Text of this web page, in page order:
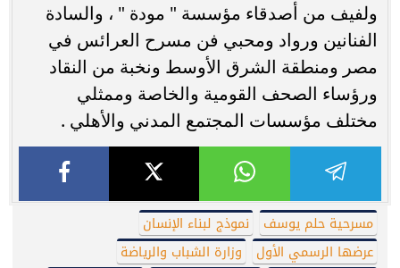
ولفيف من أصدقاء مؤسسة " مودة " ، والسادة
الفنانين ورواد ومحبي فن مسرح العرائس في
مصر ومنطقة الشرق الأوسط ونخبة من النقاد
ورؤساء الصحف القومية والخاصة وممثلي
مختلف مؤسسات المجتمع المدني والأهلي .
مسرحية حلم يوسف
نموذج لبناء الإنسان
عرضها الرسمي الأول
وزارة الشباب والرياضة